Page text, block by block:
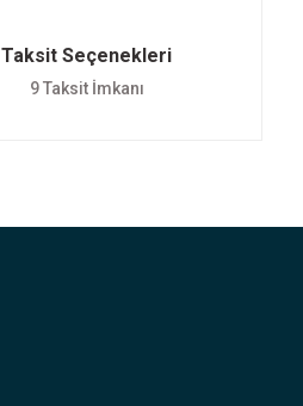
Taksit Seçenekleri
9 Taksit İmkanı